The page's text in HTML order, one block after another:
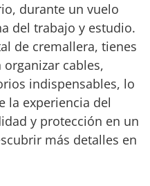
durante un vuelo
del trabajo y estudio.
de cremallera, tienes
cables,
indispensables, lo
la experiencia del
y protección en un
más detalles en